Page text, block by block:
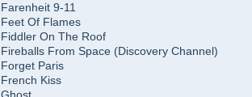
Farenheit 9-11
Feet Of Flames
Fiddler On The Roof
Fireballs From Space (Discovery Channel)
Forget Paris
French Kiss